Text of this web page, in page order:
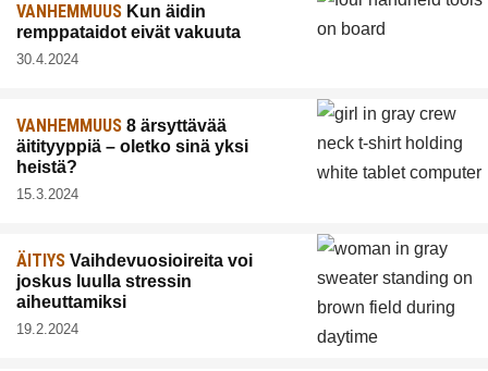
VANHEMMUUS Kun äidin
remppataidot eivät vakuuta
30.4.2024
VANHEMMUUS 8 ärsyttävää
äitityyppiä – oletko sinä yksi
heistä?
15.3.2024
ÄITIYS Vaihdevuosioireita voi
joskus luulla stressin
aiheuttamiksi
19.2.2024